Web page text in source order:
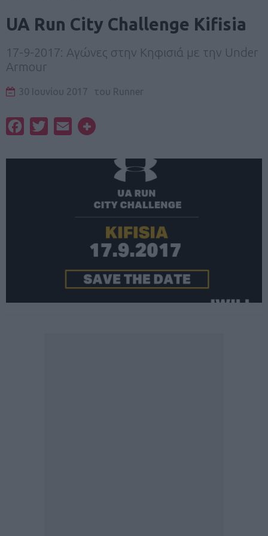
UA Run City Challenge Kifisia
17-9-2017: Αγώνες στην Κηφισιά με την Under
Armour
30 Ιουνίου 2017 του Runner
FacebookTwitterEmail